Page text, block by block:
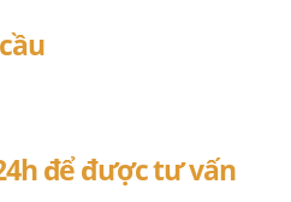
để được tư vấn